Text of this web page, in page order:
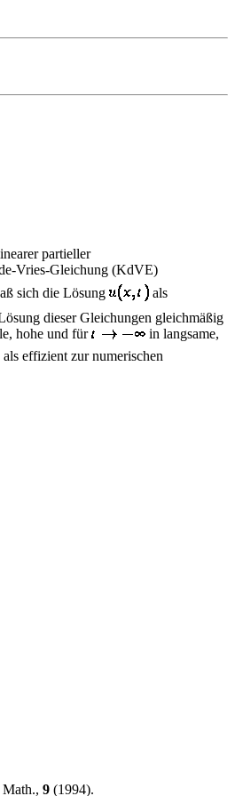
partieller
Vries-Gleichung (KdVE)
sich die Lösung
als
dieser Gleichungen gleichmäßig
hohe und für
in langsame,
effizient zur numerischen
9 (1994).